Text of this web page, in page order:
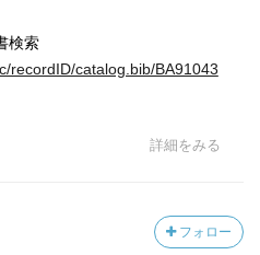
検索
recordID/catalog.bib/BA91043
詳細をみる
フォロー